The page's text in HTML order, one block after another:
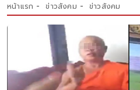
หน้าแรก ข่าวสังคม ข่าวสังคม